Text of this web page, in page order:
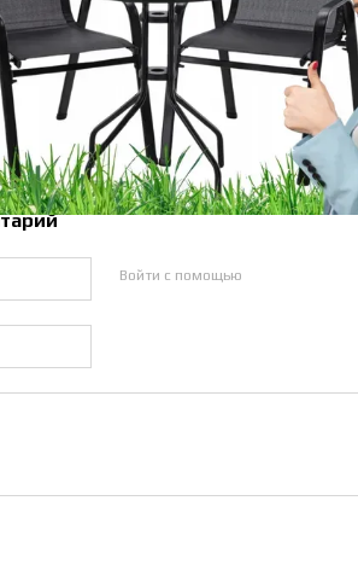
Войти с помощью